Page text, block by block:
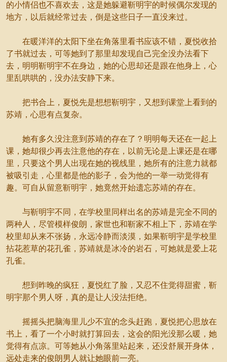
的小情侣也不喜欢去，这是她躲避靳明宇的时候偶尔发现的
地方，以后就经常过去，倒是这些日子一直没来过。
在暖洋洋的太阳下坐在角落里看书应该不错，夏悦收拾
了书就过去，可等她到了那里却发现自己完全没办法看下
去，明明靳明宇不在身边，她的心思却还是跟在他身上，心
里乱哄哄的，没办法安静下来。
把书合上，夏悦先是想想靳明宇，又想到课堂上看到的
苏靖，心思有点复杂。
她有多久没注意到苏靖的存在了？明明每天还在一起上
课，她却很少再去注意他的存在，以前无论是上课还是在哪
里，只要这个男人出现在她的视线里，她所有的注意力就都
被吸引走，心里都是他的影子，会为他的一举一动觉得有
趣。可自从留意靳明宇，她竟然开始遗忘苏靖的存在。
与靳明宇不同，在学校里同样出名的苏靖是完全不同的
两种人，尽管模样俊朗，家世也和靳家不相上下，苏靖在学
校里却从来不张扬，永远冷静而淡漠，如果靳明宇是学校里
拈花惹草的花孔雀，苏靖就是冰冷的岩石，可她就是爱上花
孔雀。
想到昨晚的疯狂，夏悦红了脸，又忍不住觉得甜蜜，靳
明宇那个男人呀，真的是让人没法拒绝。
摇摇头把脑海里儿少不宜的念头赶跑，夏悦把心思放在
书上，看了一个小时就打算回去，这会的阳光没那么暖，她
觉得有点凉。可等她从小角落里站起来，还没舒展开身体，
远处走来的俊朗男人就让她眼前一亮。